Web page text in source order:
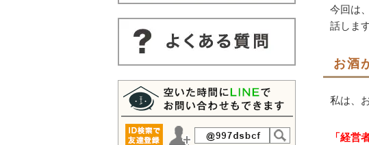
今回は
話します
お酒
私は、
「経営